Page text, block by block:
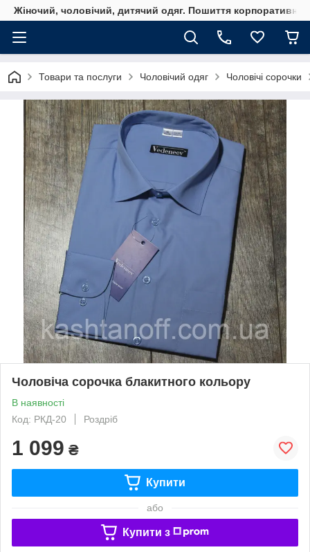
Жіночий, чоловічий, дитячий одяг. Пошиття
Товари та послуги Чоловічий одяг Чоловічі сорочки
Чоловіча сорочка блакитного кольору
В наявності
Код: РКД-20
Роздріб
1 099 ₴
Купити
або
Купити з